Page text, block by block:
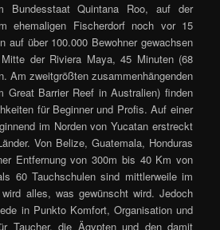
Bundesstaat Quintana Roo, auf der
ehemaligen Fischerdorf noch vor 15
auf über 100.000 Bewohner gewachsen
der Riviera Maya, 45 Minuten (68
Am zweitgrößten zusammenhängenden
Great Barrier Reef in Australien) finden
für Beginner und Profis. Auf einer
im Norden von Yucatan erstreckt
Von Belize, Guatemala, Honduras
Entfernung von 300m bis 40 Km von
60 Tauchschulen sind mittlerweile im
alles, was gewünscht wird. Jedoch
in Punkto Komfort, Organisation und
Taucher, die Ägypten und den damit